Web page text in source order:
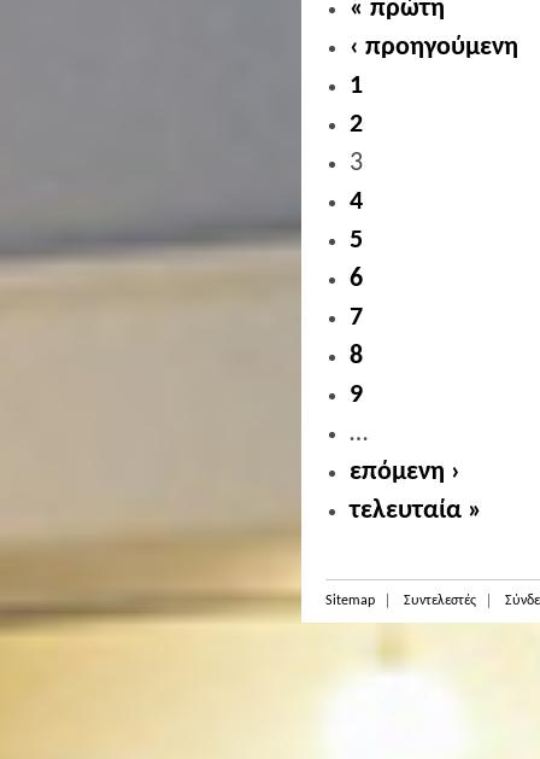
« πρώτη
‹ προηγούμενη
1
2
3
4
5
6
7
8
9
…
επόμενη ›
τελευταία »
Sitemap Συντελεστές